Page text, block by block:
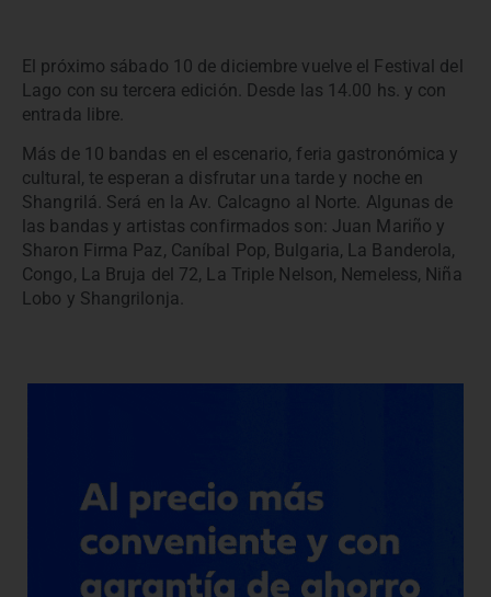
El próximo sábado 10 de diciembre vuelve el Festival del
Lago con su tercera edición. Desde las 14.00 hs. y con
entrada libre.
Más de 10 bandas en el escenario, feria gastronómica y
cultural, te esperan a disfrutar una tarde y noche en
Shangrilá. Será en la Av. Calcagno al Norte. Algunas de
las bandas y artistas confirmados son: Juan Mariño y
Sharon Firma Paz, Caníbal Pop, Bulgaria, La Banderola,
Congo, La Bruja del 72, La Triple Nelson, Nemeless, Niña
Lobo y Shangrilonja.